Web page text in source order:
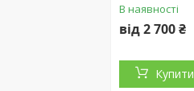
В наявності
від 2 700 ₴
Купити